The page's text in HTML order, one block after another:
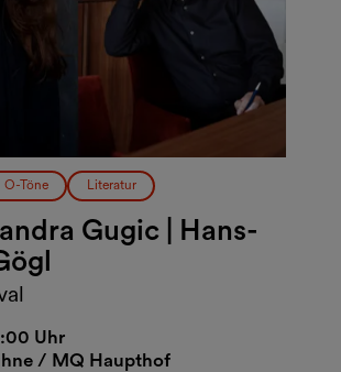
O-Töne Literatur
Gugic | Hans-
Uhr
/ MQ Haupthof